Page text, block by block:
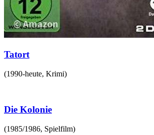
Tatort
(1990-heute, Krimi)
Die Kolonie
(1985/1986, Spielfilm)